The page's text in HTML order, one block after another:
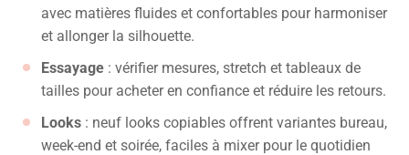
avec matières fluides et confortables pour harmoniser
et allonger la silhouette.
Essayage : vérifier mesures, stretch et tableaux de
tailles pour acheter en confiance et réduire les retours.
Looks : neuf looks copiables offrent variantes bureau,
week-end et soirée, faciles à mixer pour le quotidien